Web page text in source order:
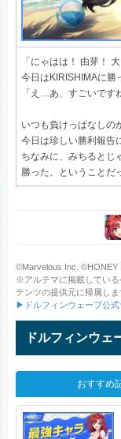
「にゃはは！ 由芽！
今日はKIRISHIMAに勝
「え…あ、すごいです
いつも負けっぱなしの
今日は珍しい勝利報告
ちなみに、みちるとじ
勝った、ということだ
©Marvelous Inc. ©HONEY
※アルテマに掲載している
テンツの提供元に帰属しま
▶ドルフィンウェーブ公式
ドルフィンウェ
おすすめ